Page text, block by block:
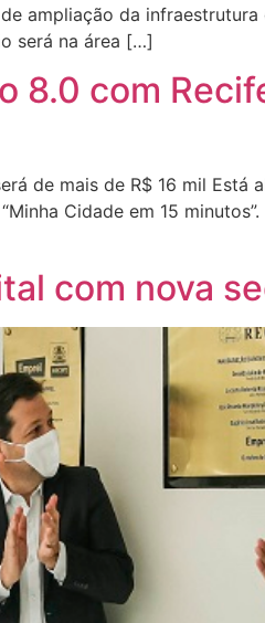
ampliação da
será na área […]
8.0 com
de mais de R$ 16 mil Está
Cidade em 15
com nova